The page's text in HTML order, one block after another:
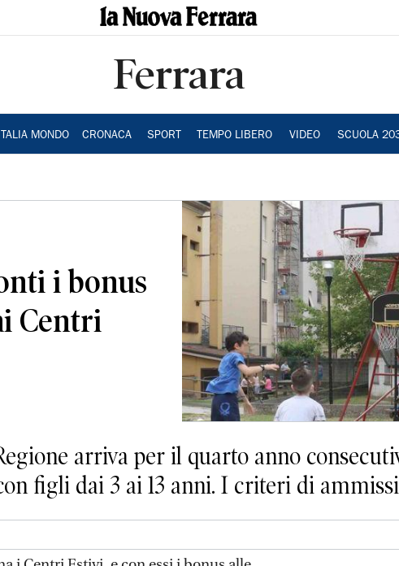
Ferrara
MONDO CRONACA SPORT TEMPO LIBERO VIDEO SCUOLA
i bonus
Centri
arriva per il quarto anno
figli dai 3 ai 13 anni. I criteri di